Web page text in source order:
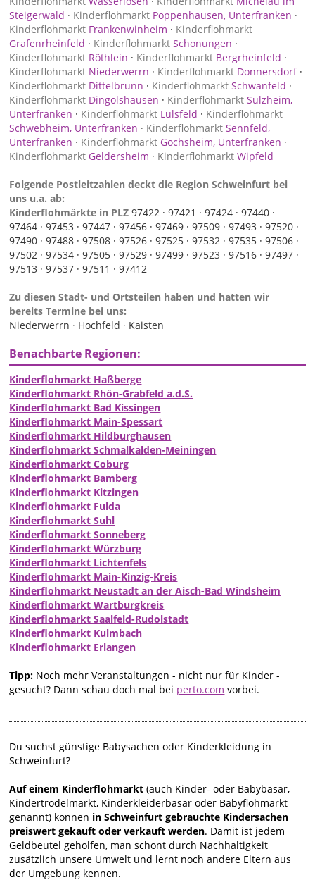
Steigerwald · Kinderflohmarkt Poppenhausen, Unterfranken ·
Kinderflohmarkt Frankenwinheim · Kinderflohmarkt
Grafenrheinfeld · Kinderflohmarkt Schonungen ·
Kinderflohmarkt Röthlein · Kinderflohmarkt Bergrheinfeld ·
Kinderflohmarkt Niederwerrn · Kinderflohmarkt Donnersdorf·
Kinderflohmarkt Dittelbrunn · Kinderflohmarkt Schwanfeld ·
Kinderflohmarkt Dingolshausen · Kinderflohmarkt Sulzheim,
Unterfranken · Kinderflohmarkt Lülsfeld · Kinderflohmarkt
Schwebheim, Unterfranken · Kinderflohmarkt Sennfeld,
Unterfranken · Kinderflohmarkt Gochsheim, Unterfranken ·
Kinderflohmarkt Geldersheim · Kinderflohmarkt Wipfeld
Folgende Postleitzahlen deckt die Region Schweinfurt bei
uns u.a. ab:
Kinderflohmärkte in PLZ97422 ·97421 ·97424 ·97440 ·
97464 ·97453 ·97447 ·97456 ·97469 ·97509 ·97493 ·97520 ·
97490 ·97488 ·97508 ·97526 ·97525 ·97532 ·97535 ·97506 ·
97502 ·97534 ·97505 ·97529 ·97499 ·97523 ·97516 ·97497 ·
97513 ·97537 ·97511 ·97412
Zu diesen Stadt- und Ortsteilen haben und hatten wir
bereits Termine bei uns:
Niederwerrn · Hochfeld · Kaisten
Benachbarte Regionen:
Kinderflohmarkt Haßberge
Kinderflohmarkt Rhön-Grabfeld a.d.S.
Kinderflohmarkt Bad Kissingen
Kinderflohmarkt Main-Spessart
Kinderflohmarkt Hildburghausen
Kinderflohmarkt Schmalkalden-Meiningen
Kinderflohmarkt Coburg
Kinderflohmarkt Bamberg
Kinderflohmarkt Kitzingen
Kinderflohmarkt Fulda
Kinderflohmarkt Suhl
Kinderflohmarkt Sonneberg
Kinderflohmarkt Würzburg
Kinderflohmarkt Lichtenfels
Kinderflohmarkt Main-Kinzig-Kreis
Kinderflohmarkt Neustadt an der Aisch-Bad Windsheim
Kinderflohmarkt Wartburgkreis
Kinderflohmarkt Saalfeld-Rudolstadt
Kinderflohmarkt Kulmbach
Kinderflohmarkt Erlangen
Tipp: Noch mehr Veranstaltungen - nicht nur für Kinder -
gesucht? Dann schau doch mal bei perto.com vorbei.
Du suchst günstige Babysachen oder Kinderkleidung in
Schweinfurt?
Auf einem Kinderflohmarkt (auch Kinder- oder Babybasar,
Kindertrödelmarkt, Kinderkleiderbasar oder Babyflohmarkt
genannt) können in Schweinfurt gebrauchte Kindersachen
preiswert gekauft oder verkauft werden. Damit ist jedem
Geldbeutel geholfen, man schont durch Nachhaltigkeit
zusätzlich unsere Umwelt und lernt noch andere Eltern aus
der Umgebung kennen.